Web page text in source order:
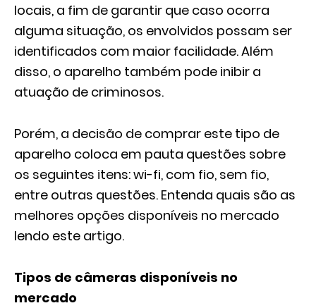
locais, a fim de garantir que caso ocorra
alguma situação, os envolvidos possam ser
identificados com maior facilidade. Além
disso, o aparelho também pode inibir a
atuação de criminosos.
Porém, a decisão de comprar este tipo de
aparelho coloca em pauta questões sobre
os seguintes itens: wi-fi, com fio, sem fio,
entre outras questões. Entenda quais são as
melhores opções disponíveis no mercado
lendo este artigo.
Tipos de câmeras disponíveis no
mercado